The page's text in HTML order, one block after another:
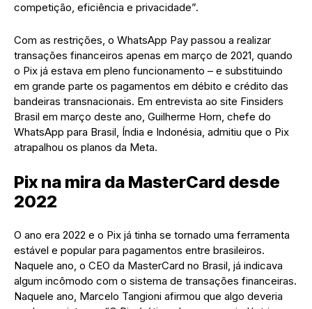
competição, eficiência e privacidade”.
Com as restrições, o WhatsApp Pay passou a realizar
transações financeiros apenas em março de 2021, quando
o Pix já estava em pleno funcionamento – e substituindo
em grande parte os pagamentos em débito e crédito das
bandeiras transnacionais. Em entrevista ao site Finsiders
Brasil em março deste ano, Guilherme Horn, chefe do
WhatsApp para Brasil, Índia e Indonésia, admitiu que o Pix
atrapalhou os planos da Meta.
Pix na mira da MasterCard desde
2022
O ano era 2022 e o Pix já tinha se tornado uma ferramenta
estável e popular para pagamentos entre brasileiros.
Naquele ano, o CEO da MasterCard no Brasil, já indicava
algum incômodo com o sistema de transações financeiras.
Naquele ano, Marcelo Tangioni afirmou que algo deveria